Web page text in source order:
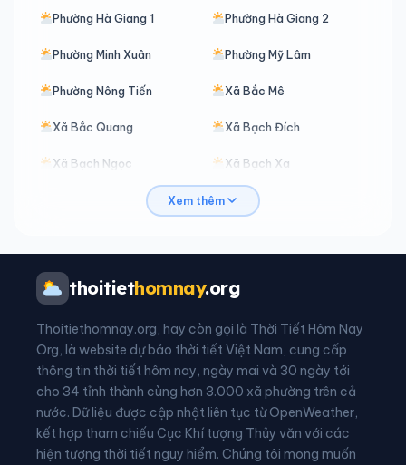
Phường Hà Giang 1 Phường Hà Giang 2
Phường Minh Xuân Phường Mỹ Lâm
Phường Nông Tiến Xã Bắc Mê
Xã Bắc Quang Xã Bạch Đích
Xã Bạch Ngọc Xã Bạch Xa
Xã Bằng Hành
Xã Bình Ca
Xã Cán Tỷ
Xã Côn Lôn Xã Đồng Tâm
Xã Đông Thọ Xã Đồng Văn
Xã Đồng Yên Xã Du Già
Xã Đường Hồng Xã Đường Thượng
Xem thêm
thoitiethomnay.org
Thoitiethomnay.org, hay còn gọi là Thời Tiết Hôm Nay
Org, là website dự báo thời tiết Việt Nam, cung cấp
thông tin thời tiết hôm nay, ngày mai và 30 ngày tới
cho 34 tỉnh thành cùng hơn 3.000 xã phường trên cả
nước. Dữ liệu được cập nhật liên tục từ OpenWeather,
kết hợp tham chiếu Cục Khí tượng Thủy văn với các
hiện tượng thời tiết nguy hiểm. Chúng tôi mong muốn